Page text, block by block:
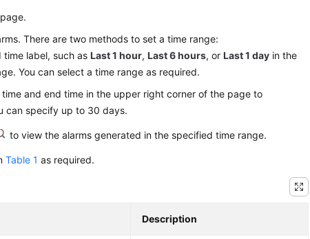
page.
There are two methods to set a time range:
time label, such asLast 1 hour,Last 6 hours, orLast 1 day in the
You can select a time range as required.
and end time in the upper right corner of the page to
can specify up to 30 days.
to view the alarms generated in the specified time range.
Table 1 as required.
Description